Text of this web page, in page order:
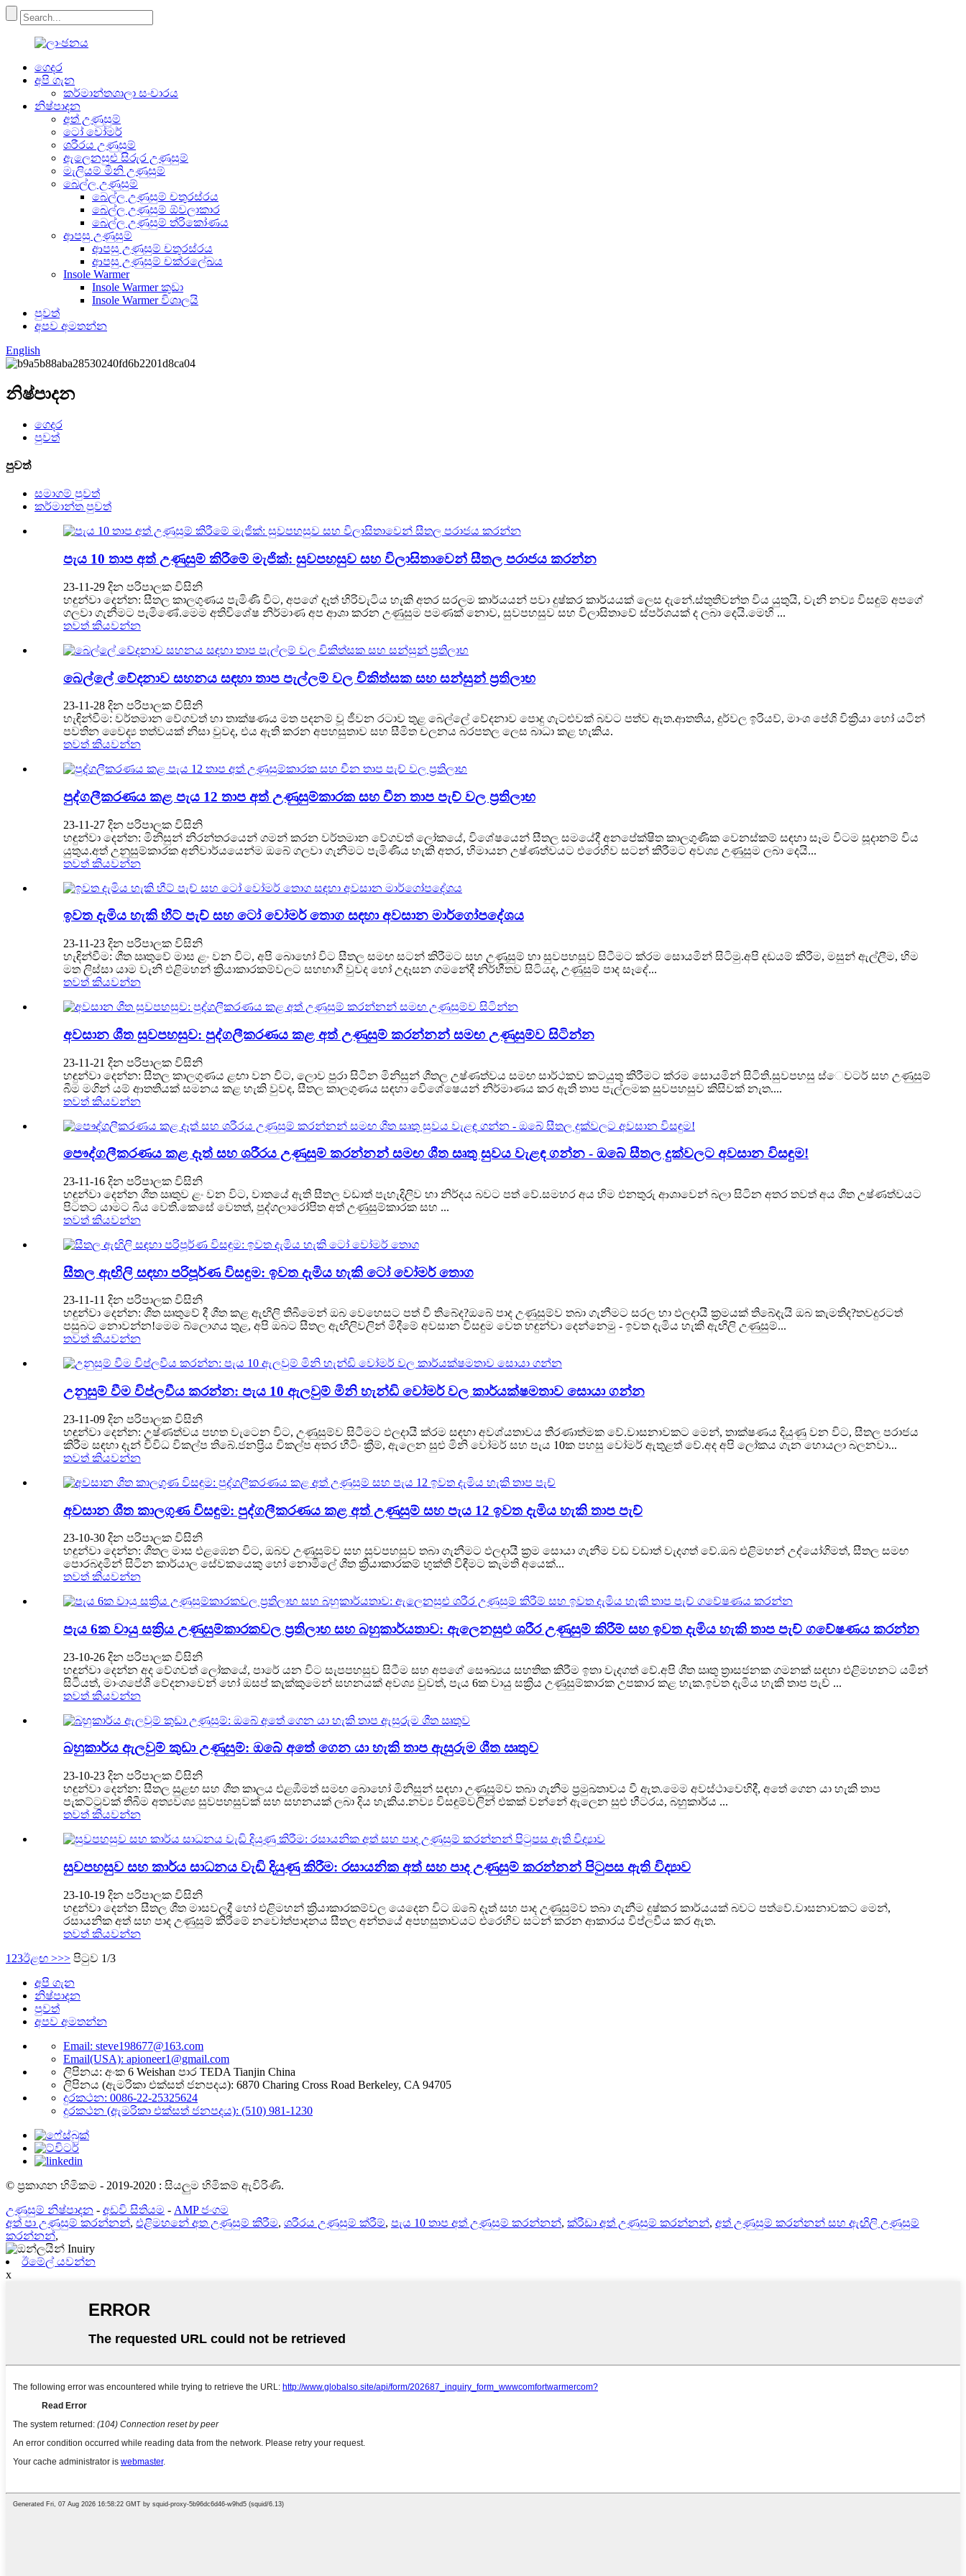
ගෙදර
අපි ගැන
කර්මාන්තශාලා සංචාරය
නිෂ්පාදන
අත් උණුසුම්
ටෝ වෝමර්
ශරීරය උණුසුම්
ඇලෙනසුළු සිරුර උණුසුම්
මැලියම් මිනි උණුසුම්
බෙල්ල උණුසුම්
බෙල්ල උණුසුම් චතුරස්රය
බෙල්ල උණුසුම් ඕවලාකාර
බෙල්ල උණුසුම් ත්රිකෝණය
ආපසු උණුසුම්
ආපසු උණුසුම් චතුරස්රය
ආපසු උණුසුම් චක්රලේඛය
Insole Warmer
Insole Warmer කුඩා
Insole Warmer විශාලයි
පුවත්
අපව අමතන්න
English
නිෂ්පාදන
ගෙදර
පුවත්
පුවත්
සමාගම් පුවත්
කර්මාන්ත පුවත්
පැය 10 තාප අත් උණුසුම් කිරීමේ මැජික්: සුවපහසුව සහ විලාසිතාවෙන් සීතල පරාජය කරන්න
23-11-29 දින පරිපාලක විසිනි
හඳුන්වා දෙන්න: සීතල කාලගුණය පැමිණි විට, අපගේ දෑත් හිරිවැටිය හැකි අතර සරලම කාර්යයන් පවා දුෂ්කර කාර්යයක් ලෙස දැනේ.ස්තුතිවන්ත විය යුතුයි, වැනි නව්‍ය විසඳුම් අපගේ
ගලවා ගැනීමට පැමිණේ.මෙම අතිවිශේෂ නිර්මාණ අප ආශා කරන උණුසුම පමණක් නොව, සුවපහසුව සහ විලාසිතාවේ ස්පර්ශයක් ද ලබා දෙයි.මෙහි ...
තවත් කියවන්න
බෙල්ලේ වේදනාව සහනය සඳහා තාප පැල්ලම් වල චිකිත්සක සහ සන්සුන් ප්‍රතිලාභ
23-11-28 දින පරිපාලක විසිනි
හැඳින්වීම: වර්තමාන වේගවත් හා තාක්ෂණය මත පදනම් වූ ජීවන රටාව තුළ බෙල්ලේ වේදනාව පොදු ගැටළුවක් බවට පත්ව ඇත.ආතතිය, දුර්වල ඉරියව්, මාංශ පේශි වික්‍රියා හෝ යටින්
පවතින වෛද්‍ය තත්වයක් නිසා වුවද, එය ඇති කරන අපහසුතාව සහ සීමිත චලනය බරපතල ලෙස බාධා කළ හැකිය.
තවත් කියවන්න
පුද්ගලීකරණය කළ පැය 12 තාප අත් උණුසුම්කාරක සහ චීන තාප පැච් වල ප්‍රතිලාභ
23-11-27 දින පරිපාලක විසිනි
හඳුන්වා දෙන්න: මිනිසුන් නිරන්තරයෙන් ගමන් කරන වර්තමාන වේගවත් ලෝකයේ, විශේෂයෙන් සීතල සමයේදී අනපේක්ෂිත කාලගුණික වෙනස්කම් සඳහා සෑම විටම සූදානම් විය
යුතුය.අත් උනුසුම්කාරක අනිවාර්යයෙන්ම ඔබේ ගලවා ගැනීමට පැමිණිය හැකි අතර, හිමායන උෂ්ණත්වයට එරෙහිව සටන් කිරීමට අවශ්‍ය උණුසුම ලබා දෙයි...
තවත් කියවන්න
ඉවත දැමිය හැකි හීට් පැච් සහ ටෝ වෝමර් තොග සඳහා අවසාන මාර්ගෝපදේශය
23-11-23 දින පරිපාලක විසිනි
හැඳින්වීම: ශීත ඍතුවේ මාස ළං වන විට, අපි බොහෝ විට සීතල සමඟ සටන් කිරීමට සහ උණුසුම් හා සුවපහසුව සිටීමට ක්රම සොයමින් සිටිමු.අපි දඩයම් කිරීම, මසුන් ඇල්ලීම, හිම
මත ලිස්සා යාම වැනි එළිමහන් ක්‍රියාකාරකම්වලට සහභාගී වුවද හෝ උදෑසන ගමනේදී නිර්භීතව සිටියද, උණුසුම් පාද සෑදේ...
තවත් කියවන්න
අවසාන ශීත සුවපහසුව: පුද්ගලීකරණය කළ අත් උණුසුම් කරන්නන් සමඟ උණුසුම්ව සිටින්න
23-11-21 දින පරිපාලක විසිනි
හඳුන්වා දෙන්න: සීතල කාලගුණය ළඟා වන විට, ලොව පුරා සිටින මිනිසුන් ශීතල උෂ්ණත්වය සමඟ සාර්ථකව කටයුතු කිරීමට ක්රම සොයමින් සිටිති.සුවපහසු ස්ෙවටර් සහ උණුසුම්
බීම මගින් යම් ආතතියක් සමනය කළ හැකි වුවද, සීතල කාලගුණය සඳහා විෙශේෂෙයන් නිර්මාණය කර ඇති තාප පැල්ලමක සුවපහසුව කිසිවක් නැත....
තවත් කියවන්න
පෞද්ගලීකරණය කළ දෑත් සහ ශරීරය උණුසුම් කරන්නන් සමඟ ශීත සෘතු සුවය වැළඳ ගන්න - ඔබේ සීතල දුක්වලට අවසාන විසඳුම!
23-11-16 දින පරිපාලක විසිනි
හඳුන්වා දෙන්න ශීත ඍතුව ළං වන විට, වාතයේ ඇති සීතල වඩාත් පැහැදිලිව හා නිර්දය බවට පත් වේ.සමහර අය හිම එනතුරු ආශාවෙන් බලා සිටින අතර තවත් අය ශීත උෂ්ණත්වයට
පිටතට යාමට බිය වෙති.කෙසේ වෙතත්, පුද්ගලාරෝපිත අත් උණුසුම්කාරක සහ ...
තවත් කියවන්න
සීතල ඇඟිලි සඳහා පරිපූර්ණ විසඳුම: ඉවත දැමිය හැකි ටෝ වෝමර් තොග
23-11-11 දින පරිපාලක විසිනි
හඳුන්වා දෙන්න: ශීත ඍතුවේ දී ශීත කළ ඇඟිලි තිබීමෙන් ඔබ වෙහෙසට පත් වී තිබේද?ඔබේ පාද උණුසුම්ව තබා ගැනීමට සරල හා ඵලදායී ක්‍රමයක් තිබේදැයි ඔබ කැමතිද?තවදුරටත්
පසුබට නොවන්න!මෙම බ්ලොගය තුළ, අපි ඔබට සීතල ඇඟිලිවලින් මිදීමේ අවසාන විසඳුම වෙත හඳුන්වා දෙන්නෙමු - ඉවත දැමිය හැකි ඇඟිලි උණුසුම්...
තවත් කියවන්න
උනුසුම් වීම විප්ලවීය කරන්න: පැය 10 ඇලවුම් මිනි හැන්ඩි වෝමර් වල කාර්යක්ෂමතාව සොයා ගන්න
23-11-09 දින පරිපාලක විසිනි
හඳුන්වා දෙන්න: උෂ්ණත්වය පහත වැටෙන විට, උණුසුම්ව සිටීමට ඵලදායී ක්රම සඳහා අවශ්යතාවය තීරණාත්මක වේ.වාසනාවකට මෙන්, තාක්ෂණය දියුණු වන විට, සීතල පරාජය
කිරීම සඳහා දැන් විවිධ විකල්ප තිබේ.ජනප්‍රිය විකල්ප අතර හීටිං ක්‍රීම්, ඇලෙන සුළු මිනි වෝමර් සහ පැය 10ක පහසු වෝමර් ඇතුළත් වේ.අද අපි ලෝකය ගැන හොයලා බලනවා...
තවත් කියවන්න
අවසාන ශීත කාලගුණ විසඳුම: පුද්ගලීකරණය කළ අත් උණුසුම් සහ පැය 12 ඉවත දැමිය හැකි තාප පැච්
23-10-30 දින පරිපාලක විසිනි
හඳුන්වා දෙන්න: ශීතල මාස එළඹෙන විට, ඔබව උණුසුම්ව සහ සුවපහසුව තබා ගැනීමට ඵලදායී ක්‍රම සොයා ගැනීම වඩ වඩාත් වැදගත් වේ.ඔබ එළිමහන් උද්යෝගිමත්, සීතල සමඟ
පොරබදමින් සිටින කාර්යාල සේවකයෙකු හෝ නොමිලේ ශීත ක්‍රියාකාරකම් භුක්ති විඳීමට කැමති අයෙක්...
තවත් කියවන්න
පැය 6ක වායු සක්‍රිය උණුසුම්කාරකවල ප්‍රතිලාභ සහ බහුකාර්යතාව: ඇලෙනසුළු ශරීර උණුසුම් කිරීම් සහ ඉවත දැමිය හැකි තාප පැච් ගවේෂණය කරන්න
23-10-26 දින පරිපාලක විසිනි
හඳුන්වා දෙන්න අද වේගවත් ලෝකයේ, පාරේ යන විට සැපපහසුව සිටීම සහ අපගේ සෞඛ්‍යය සහතික කිරීම ඉතා වැදගත් වේ.අපි ශීත ඍතු ත්‍රාසජනක ගමනක් සඳහා එළිමහනට යමින්
සිටියත්, මාංශපේශී වේදනාවෙන් හෝ ඔසප් කැක්කුමෙන් සහනයක් අවශ්‍ය වුවත්, පැය 6ක වායු සක්‍රිය උණුසුම්කාරක උපකාර කළ හැක.ඉවත දැමිය හැකි තාප පැච් ...
තවත් කියවන්න
බහුකාර්ය ඇලවුම් කුඩා උණුසුම්: ඔබේ අතේ ගෙන යා හැකි තාප ඇසුරුම ශීත ඍතුව
23-10-23 දින පරිපාලක විසිනි
හඳුන්වා දෙන්න: සීතල සුළඟ සහ ශීත කාලය එළඹීමත් සමඟ බොහෝ මිනිසුන් සඳහා උණුසුම්ව තබා ගැනීම ප්‍රමුඛතාවය වී ඇත.මෙම අවස්ථාවෙහිදී, අතේ ගෙන යා හැකි තාප
පැකට්ටුවක් තිබීම අත්‍යවශ්‍ය සුවපහසුවක් සහ සහනයක් ලබා දිය හැකිය.නව්‍ය විසඳුම්වලින් එකක් වන්නේ ඇලෙන සුළු හීටරය, බහුකාර්ය ...
තවත් කියවන්න
සුවපහසුව සහ කාර්ය සාධනය වැඩි දියුණු කිරීම: රසායනික අත් සහ පාද උණුසුම් කරන්නන් පිටුපස ඇති විද්‍යාව
23-10-19 දින පරිපාලක විසිනි
හඳුන්වා දෙන්න සීතල ශීත මාසවලදී හෝ එළිමහන් ක්‍රියාකාරකම්වල යෙදෙන විට ඔබේ දෑත් සහ පාද උණුසුම්ව තබා ගැනීම දුෂ්කර කාර්යයක් බවට පත්වේ.වාසනාවකට මෙන්,
රසායනික අත් සහ පාද උණුසුම් කිරීමේ නවෝත්පාදනය සීතල අන්තයේ අපහසුතාවයට එරෙහිව සටන් කරන ආකාරය විප්ලවීය කර ඇත.
තවත් කියවන්න
1 23ඊළඟ >>> පිටුව 1/3
අපි ගැන
නිෂ්පාදන
පුවත්
අපව අමතන්න
Email: steve198677@163.com
Email(USA): apioneer1@gmail.com
ලිපිනය: අංක 6 Weishan පාර TEDA Tianjin China
ලිපිනය (ඇමරිකා එක්සත් ජනපදය): 6870 Charing Cross Road Berkeley, CA 94705
දුරකථන: 0086-22-25325624
දුරකථන (ඇමරිකා එක්සත් ජනපදය): (510) 981-1230
© ප්‍රකාශන හිමිකම - 2019-2020 : සියලුම හිමිකම් ඇවිරිණි.
උණුසුම් නිෂ්පාදන - අඩවි සිතියම - AMP ජංගම
අත් පා උණුසුම් කරන්නන්, එළිමහනේ අත උණුසුම් කිරීම, ශරීරය උණුසුම් ක්රීම්, පැය 10 තාප අත් උණුසුම් කරන්නන්, ක්රීඩා අත් උණුසුම් කරන්නන්, අත් උණුසුම් කරන්නන් සහ ඇඟිලි උණුසුම්
කරන්නන්,
ඊමේල් යවන්න
x